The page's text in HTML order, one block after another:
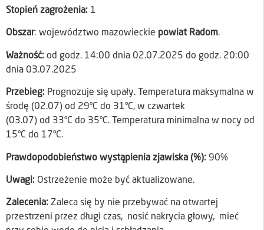
Stopień zagrożenia: 1
Obszar: województwo mazowieckie powiat Radom.
Ważność: od godz. 14:00 dnia 02.07.2025 do godz. 20:00
dnia 03.07.2025
Przebieg: Prognozuje się upały. Temperatura maksymalna w
środę (02.07) od 29°C do 31°C, w czwartek
(03.07) od 33°C do 35°C. Temperatura minimalna w nocy od
15°C do 17°C.
Prawdopodobieństwo wystąpienia zjawiska (%): 90%
Uwagi: Ostrzeżenie może być aktualizowane.
Zalecenia: Zaleca się by nie przebywać na otwartej
przestrzeni przez długi czas, nosić nakrycia głowy, mieć